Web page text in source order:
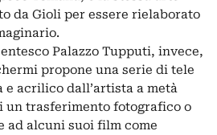
da Gioli per essere rielaborato
Palazzo Tupputi, invece,
propone una serie di tele
acrilico dall’artista a metà
un trasferimento fotografico o
ad alcuni suoi film come